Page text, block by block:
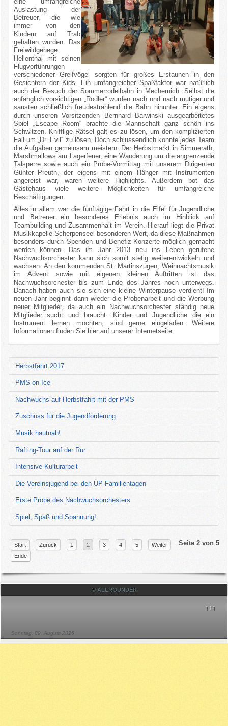
Auslastung der
Betreuer, die wie
immer von den
Kindern auf Trab
gehalten wurden. Das
Freiwildgehege
Hellenthal mit seinen
Flugvorführungen
verschiedener Greifvögel sorgten für großes Erstaunen in den
Gesichtern der Kids. Ein umfangreicher Spaßfaktor war natürlich
auch der Besuch der Sommerrodelbahn in Mechernich. Selbst die
anfänglich vorsichtigen „Rodler“ wurden nach und nach mutiger und
sausten schließlich freudestrahlend die Bahn hinunter. Ein eigens
durch unseren Vorsitzenden Bernhard Barwinski ausgearbeitetes
Spiel „Escape Room“ brachte die Mannschaft ganz schön ins
Schwitzen. Knifflige Rätsel galt es zu lösen, um den komplizierten
Fall um „Dr. Evil“ zu lösen. Doch schlussendlich konnte jedes Team
die Aufgaben gemeinsam meistern. Der Herbstmarkt in Simmerath,
Marshmallows am Lagerfeuer, eine Wanderung um die angrenzende
Talsperre sowie auch ein Probe-Vormittag mit unserem Dirigenten
Günter Preuth, der eigens mit einem Hänger mit Instrumenten
angereist war, waren weitere Highlights. Außerdem bot das
Gästehaus viele weitere Möglichkeiten für umfangreiche
Beschäftigungen.
Alles in allem war die fünftägige Fahrt in die Eifel für Jugendliche
und Betreuer ein besonderes Erlebnis auch im Hinblick auf
Teambuilding und Zusammenhalt im Verein. Hierauf liegt die Privat
Musikkapelle Scherpenseel besonderen Wert, da diese Maßnahmen
besonders durch Spenden und Benefiz-Konzerte möglich gemacht
werden können. Das im Jahr 2013 neu ins Leben gerufene
Nachwuchsorchester kann sich somit stetig weiterentwickeln und
wachsen. An den kommenden St. Martinszügen, Weihnachtsmusik
im Advent sowie mit eigenen kleinen Auftritten ist das
Nachwuchsorchester bis zum Ende des Jahres noch unterwegs.
Danach haben auch sie sich eine kleine Winterpause verdient! Im
neuen Jahr beginnt dann wieder die Probenarbeit und die Werbung
neuer Mitglieder, da auch ein Nachwuchsorchester ständig neue
Mitglieder sucht und braucht. Kinder und Jugendliche die ein
Instrument lernen möchten, sind gerne eingeladen. Weitere
Informationen finden Sie hier auf unserer Internetseite.
Herbstfahrt 2017
PMS on Ice
Nachwuchs auf Herbstfahrt mit der PMS
Zuschuss für die Jugendförderung
Musik hautnah!
Rafting-Tour auf der Rur
Intensive Kulturarbeit
Die Vereinsjugend bei den ÜP-Familientagen
Erste Probe des Nachwuchsorchesters
Spiel, Spaß und Spannung!
Seite 2 von 5
Start Zurück 1 2 3 4 5
Weiter
Ende
© ALLROUNDER
↑↑↑
Sonntag, 09. August 2026